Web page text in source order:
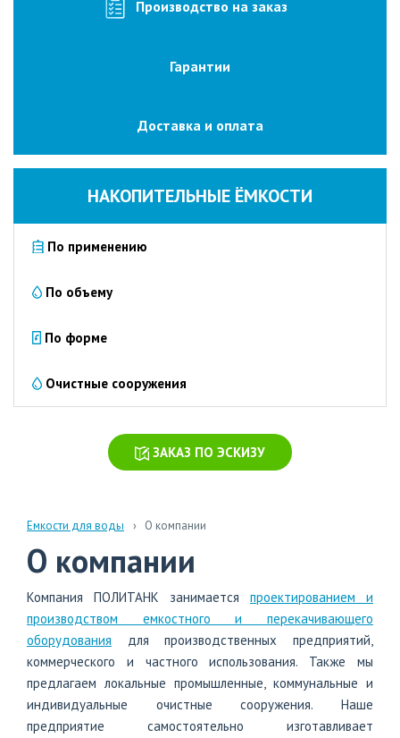
Очистка
вод
сточных
вод
химических
и
Очистка
навозных
Очистка
бытовых
сточных
Производство на заказ
Гарантии
Доставка и оплата
НАКОПИТЕЛЬНЫЕ ЁМКОСТИ
По применению
По объему
По форме
Очистные сооружения
ЗАКАЗ ПО ЭСКИЗУ
Емкости для воды О компании
О компании
Компания ПОЛИТАНК занимается проектированием и
производством емкостного и перекачивающего
оборудования для производственных предприятий,
коммерческого и частного использования. Также мы
предлагаем локальные промышленные, коммунальные и
индивидуальные очистные сооружения. Наше
предприятие самостоятельно изготавливает